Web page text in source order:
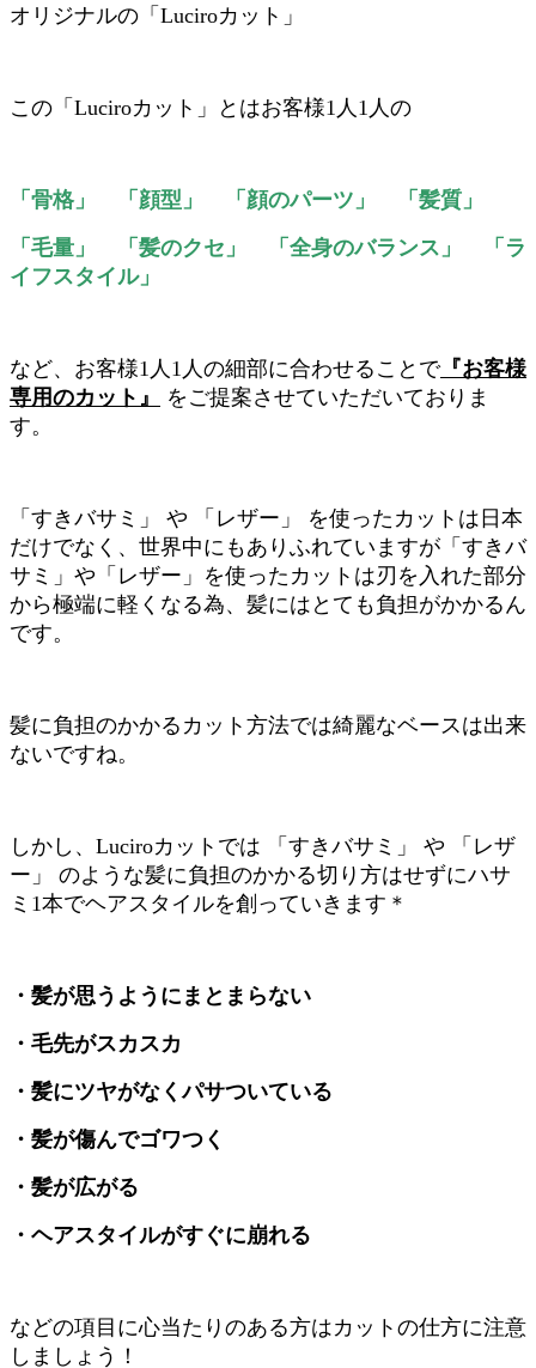
オリジナルの「Luciroカット」
この「Luciroカット」とはお客様1人1人の
「骨格」 「顔型」 「顔のパーツ」 「髪質」
「毛量」 「髪のクセ」 「全身のバランス」 「ラ
イフスタイル」
など、お客様1人1人の細部に合わせることで『お客様
専用のカット』
をご提案させていただいておりま
す。
「すきバサミ」 や 「レザー」 を使ったカットは日本
だけでなく、世界中にもありふれていますが「すきバ
サミ」や「レザー」を使ったカットは刃を入れた部分
から極端に軽くなる為、髪にはとても負担がかかるん
です。
髪に負担のかかるカット方法では綺麗なベースは出来
ないですね。
しかし、Luciroカットでは 「すきバサミ」 や 「レザ
ー」 のような髪に負担のかかる切り方はせずにハサ
ミ1本でヘアスタイルを創っていきます＊
・髪が思うようにまとまらない
・毛先がスカスカ
・髪にツヤがなくパサついている
・髪が傷んでゴワつく
・髪が広がる
・ヘアスタイルがすぐに崩れる
などの項目に心当たりのある方はカットの仕方に注意
しましょう！